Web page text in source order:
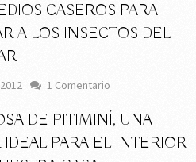
CASEROS PARA
A LOS INSECTOS DEL
1 Comentario
DE PITIMINÍ, UNA
IDEAL PARA EL INTERIOR